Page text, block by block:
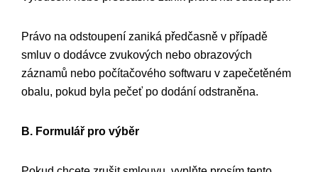
Právo na odstoupení zaniká předčasně v případě
smluv o dodávce zvukových nebo obrazových
záznamů nebo počítačového softwaru v zapečetěném
obalu, pokud byla pečeť po dodání odstraněna.
B. Formulář pro výběr